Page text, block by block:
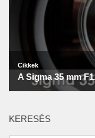
KERESÉS